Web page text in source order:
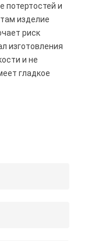
потертостей и
изделие
риск
изготовления
и не
гладкое